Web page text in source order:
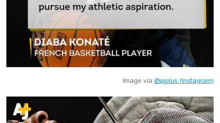
Image via @ajplus (Instagram)